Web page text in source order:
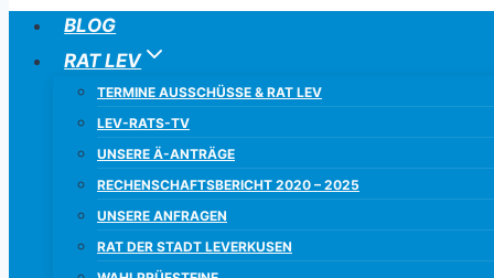
BLOG
RAT LEV
TERMINE AUSSCHÜSSE & RAT LEV
LEV-RATS-TV
UNSERE Ä-ANTRÄGE
RECHENSCHAFTSBERICHT 2020 – 2025
UNSERE ANFRAGEN
RAT DER STADT LEVERKUSEN